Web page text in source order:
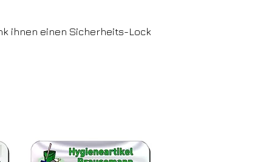
ihnen einen Sicherheits-Lock